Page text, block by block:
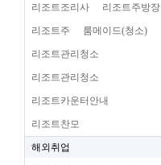
리조트조리사 리조트주방장
리조트주 룸메이드(청소)
리조트관리청소
리조트관리청소
리조트카운터안내
리조트찬모
해외취업